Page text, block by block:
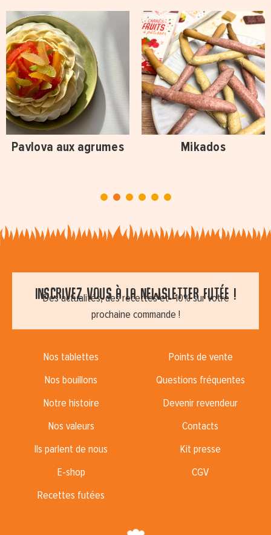
Pavlova aux agrumes Mikados
3 4 5 6
Inscrivez vous à la newsletter futée !
Des actualités, des recettes et -10% sur votre
prochaine commande !
Nos tablettes
Nos bouillons
Notre histoire
Nos valeurs
Ils parlent de nous
E-shop
Recettes futées
Points de vente
Questions fréquentes
Devenir revendeur
Contacts
Kit presse
CGV